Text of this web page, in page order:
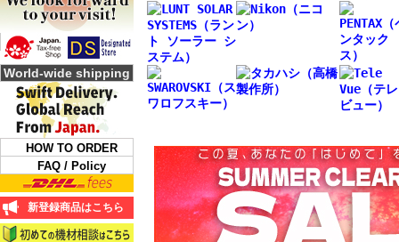
World-wide shipping
HOW TO ORDER
FAQ / Policy
新登録商品はこちら